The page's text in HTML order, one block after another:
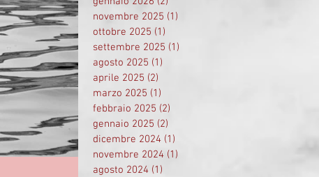
novembre 2025 (1)
ottobre 2025 (1)
settembre 2025 (1)
agosto 2025 (1)
aprile 2025 (2)
marzo 2025 (1)
febbraio 2025 (2)
gennaio 2025 (2)
dicembre 2024 (1)
novembre 2024 (1)
agosto 2024 (1)